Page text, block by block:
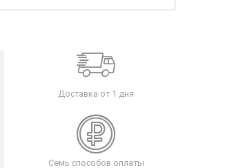
Доставка от 1 дня
Семь способов оплаты